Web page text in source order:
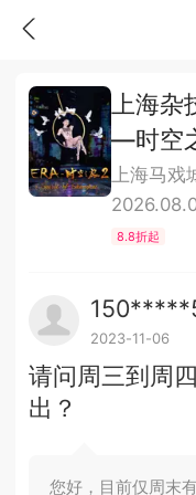
上海
—时空
上海马戏
8.8折起
2023-11-06
请问周三到周
出？
您好，目前仅周末